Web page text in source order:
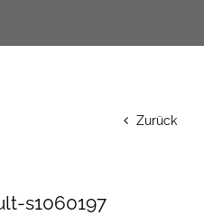
Zurück
s1060197